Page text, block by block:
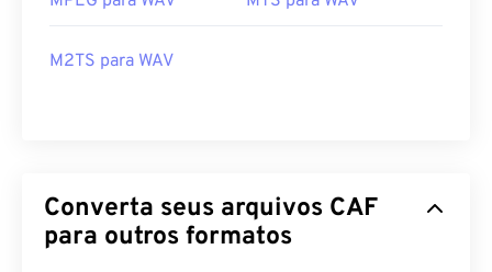
M2TS para WAV
Converta seus arquivos CAF
para outros formatos